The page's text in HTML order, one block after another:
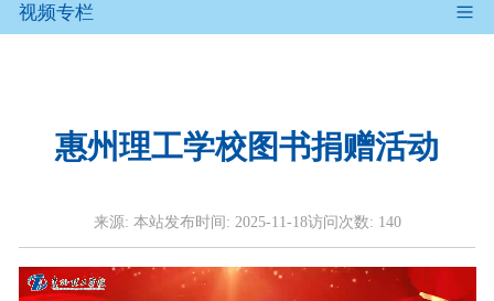
视频专栏
惠州理工学校图书捐赠活动
来源: 本站发布时间: 2025-11-18访问次数: 140